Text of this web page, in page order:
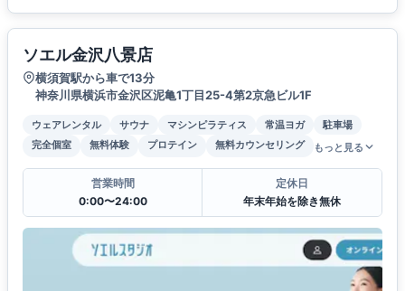
ソエル金沢八景店
横須賀駅から車で13分
神奈川県横浜市金沢区泥亀1丁目25-4第2京急ビル1F
ウェアレンタル サウナ マシンピラティス 常温ヨガ
駐車場
完全個室
無料体験 プロテイン 無料カウンセリング もっと見る
営業時間
0:00〜24:00
定休日
年末年始を除き無休